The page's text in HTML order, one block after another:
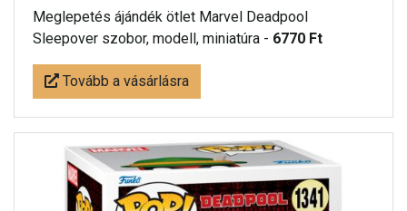
Meglepetés ájándék ötlet Marvel Deadpool
Sleepover szobor, modell, miniatúra - 6770 Ft
Tovább a vásárlásra